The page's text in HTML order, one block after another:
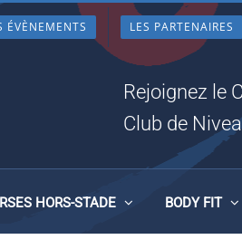
ÉVÈNEMENTS LES PARTENAIRES
Rejoignez le
Club de
HORS-STADE BODY FIT
LE 24